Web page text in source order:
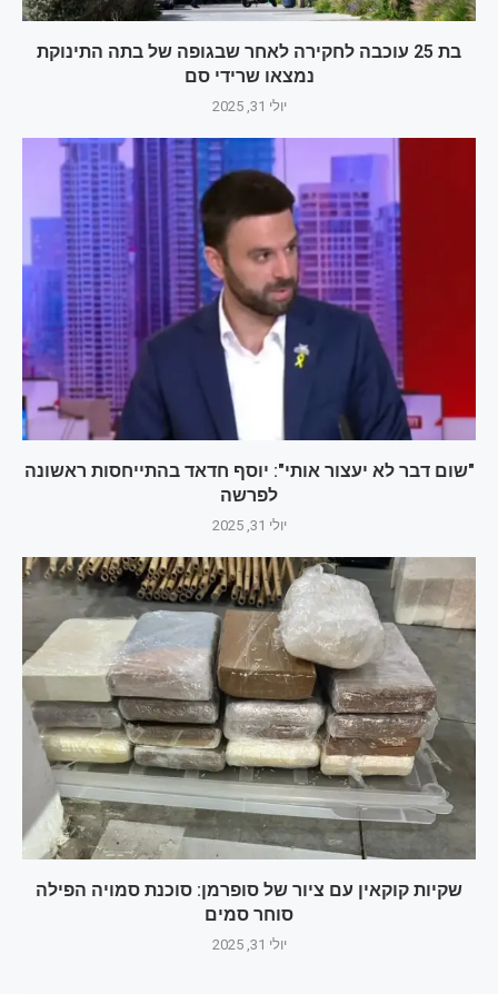
בת 25 עוכבה לחקירה לאחר שבגופה של בתה התינוקת
נמצאו שרידי סם
יולי 31, 2025
"שום דבר לא יעצור אותי": יוסף חדאד בהתייחסות ראשונה
לפרשה
יולי 31, 2025
שקיות קוקאין עם ציור של סופרמן: סוכנת סמויה הפילה
סוחר סמים
יולי 31, 2025